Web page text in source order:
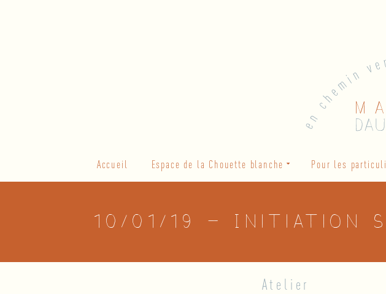
Navigation
Accueil Espace de la Chouette blanche Pour les
10/01/19 – Initiation
Atelier